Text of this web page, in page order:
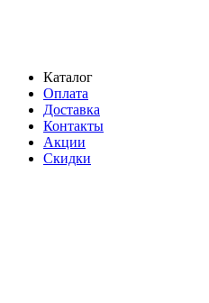
Каталог
Оплата
Доставка
Контакты
Акции
Скидки